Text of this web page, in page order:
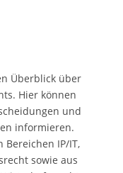
Überblick über
Hier können
und
informieren.
IP/IT,
sowie aus